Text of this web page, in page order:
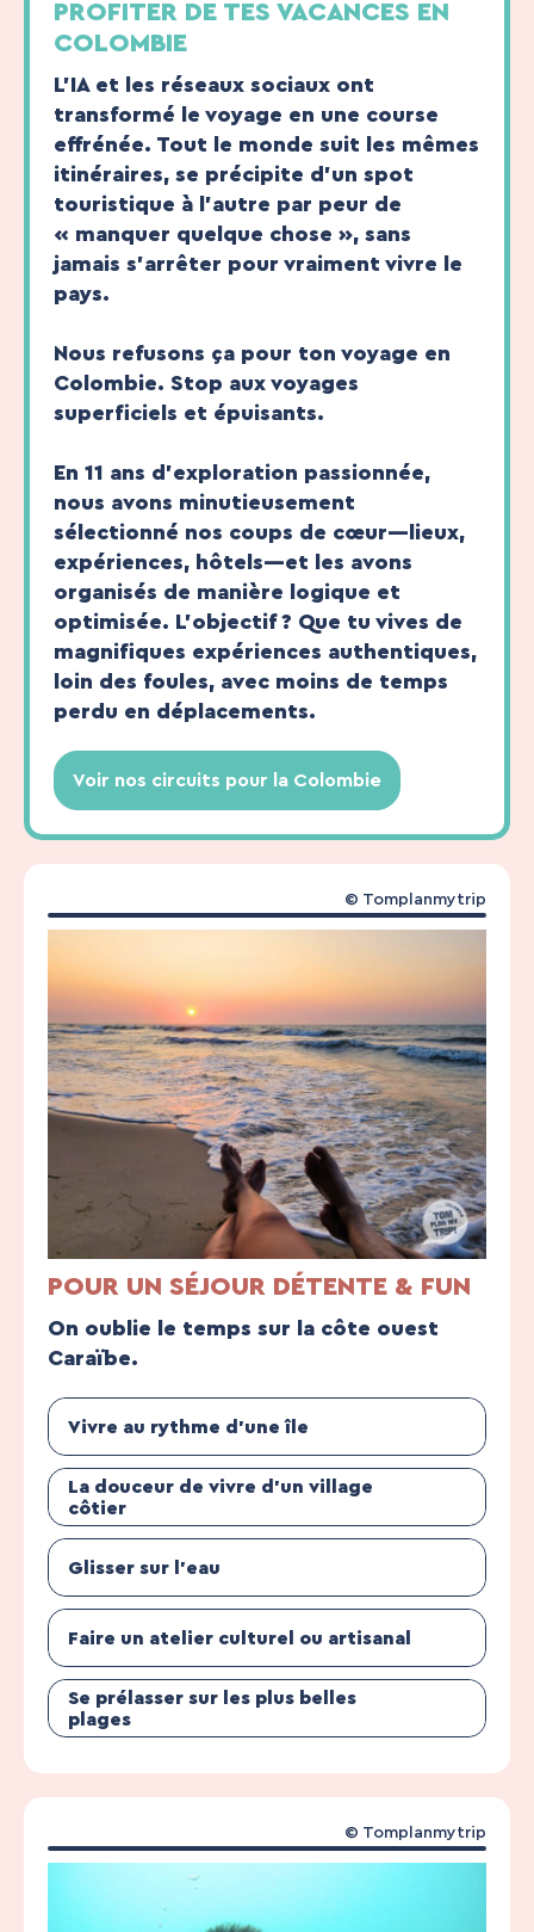
PROFITER DE TES VACANCES EN
COLOMBIE
L’IA et les réseaux sociaux ont
transformé le voyage en une course
effrénée. Tout le monde suit les mêmes
itinéraires, se précipite d’un spot
touristique à l’autre par peur de
« manquer quelque chose », sans
jamais s’arrêter pour vraiment vivre le
pays.
Nous refusons ça pour ton voyage en
Colombie. Stop aux voyages
superficiels et épuisants.
En 11 ans d’exploration passionnée,
nous avons minutieusement
sélectionné nos coups de cœur—lieux,
expériences, hôtels—et les avons
organisés de manière logique et
optimisée. L’objectif ? Que tu vives de
magnifiques expériences authentiques,
loin des foules, avec moins de temps
perdu en déplacements.
Voir nos circuits pour la Colombie
POUR UN SÉJOUR DÉTENTE & FUN
On oublie le temps sur la côte ouest
Caraïbe.
Vivre au rythme d’une île
La douceur de vivre d’un village
côtier
Glisser sur l’eau
Faire un atelier culturel ou artisanal
Se prélasser sur les plus belles
plages
© Tomplanmytrip
© Tomplanmytrip